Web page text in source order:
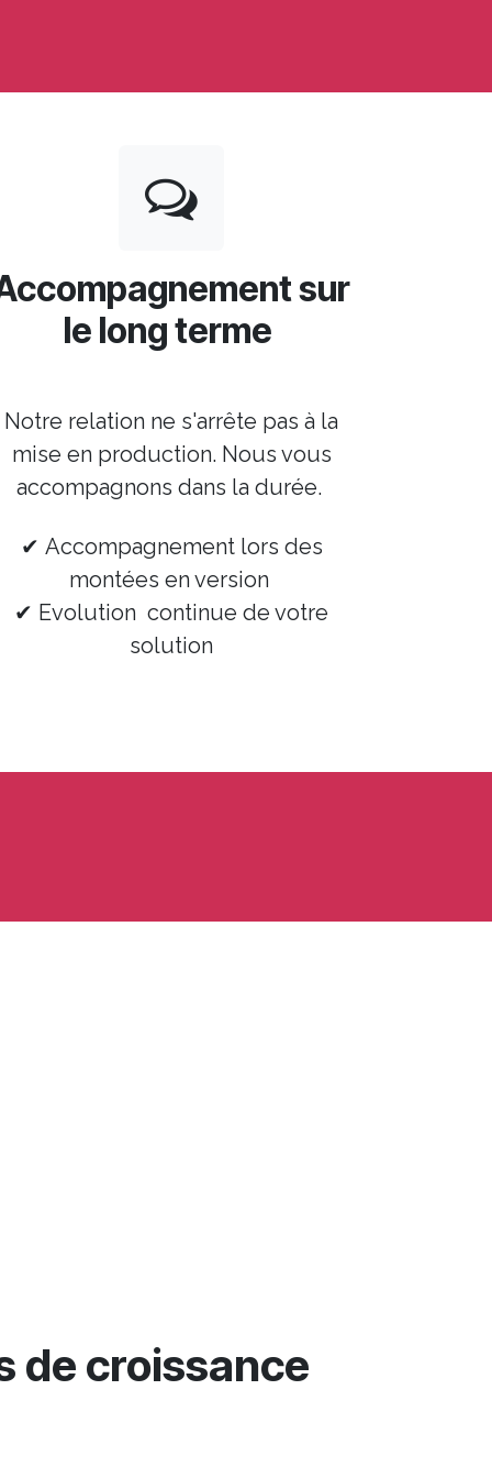
sur
le long terme
Notre relation ne s'arrête pas à la
mise en production. Nous vous
accompagnons dans la durée.
✔ Accompagnement lors des
montées en version
✔ Evolution continue de votre
solution
de croissance